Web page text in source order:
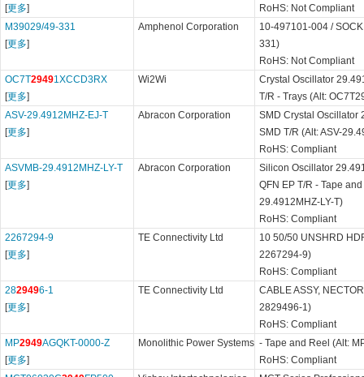
[更多]
RoHS: Not Compliant
M39029/49-331
[更多]
Amphenol Corporation
10-497101-004 /
331)
RoHS: Not Compliant
OC7T29491XCCD3RX
[更多]
Wi2Wi
Crystal Oscillator
T/R - Trays (Alt:
ASV-29.4912MHZ-EJ-T
[更多]
Abracon Corporation
SMD Crystal Oscillator
SMD T/R (Alt: ASV-
RoHS: Compliant
ASVMB-29.4912MHZ-LY-T
[更多]
Abracon Corporation
Silicon Oscillator
QFN EP T/R - Tape
29.4912MHZ-LY-T)
RoHS: Compliant
2267294-9
[更多]
TE Connectivity Ltd
10 50/50 UNSHRD
2267294-9)
RoHS: Compliant
2829496-1
[更多]
TE Connectivity Ltd
CABLE ASSY,
2829496-1)
RoHS: Compliant
MP2949AGQKT-0000-Z
[更多]
Monolithic Power Systems - Tape and Reel (Alt:
RoHS: Compliant